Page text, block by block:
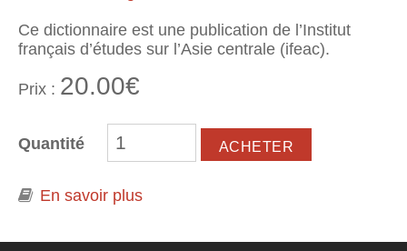
Ce dictionnaire est une publication de l’Institut
français d’études sur l’Asie centrale (ifeac).
Prix : 20.00€
Quantité
En savoir plus